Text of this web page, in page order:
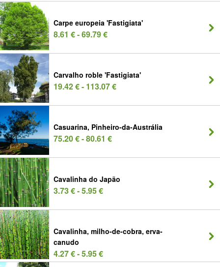
Carpe europeia 'Fastigiata'
8.61 € - 69.79 €
Carvalho roble 'Fastigiata'
19.42 € - 113.07 €
Casuarina, Pinheiro-da-Austrália
75.20 € - 80.61 €
Cavalinha do Japão
3.73 € - 5.95 €
Cavalinha, milho-de-cobra, erva-
canudo
4.27 € - 5.95 €